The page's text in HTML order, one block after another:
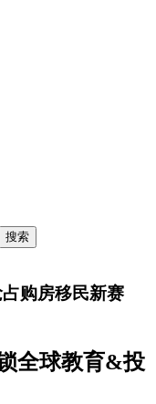
搜索
占购房移民新赛
全球教育&投